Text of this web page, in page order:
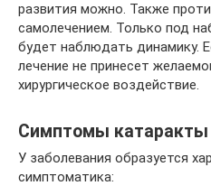
развития можно. Также
самолечением. Только под
будет наблюдать динамику.
лечение не принесет
хирургическое воздействие.
Симптомы катаракты
У заболевания образуется
симптоматика: